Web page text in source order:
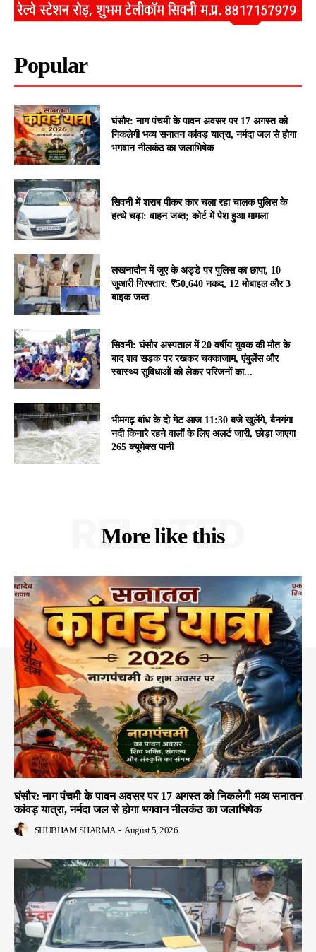
Popular
घंसौर: नाग पंचमी के पावन अवसर पर 17 अगस्त को
निकलेगी भव्य सनातन कांवड़ यात्रा, नर्मदा जल से होगा
भगवान नीलकंठ का जलाभिषेक
सिवनी में शराब पीकर कार चला रहा चालक पुलिस के
हत्थे चढ़ा: वाहन जब्त; कोर्ट में पेश हुआ मामला
लखनादौन में जुए के अड्डे पर पुलिस का छापा, 10
जुआरी गिरफ्तार; ₹50,640 नकद, 12 मोबाइल और 3
बाइक जब्त
सिवनी: घंसौर अस्पताल में 20 वर्षीय युवक की मौत के
बाद शव सड़क पर रखकर चक्काजाम, एंबुलेंस और
स्वास्थ्य सुविधाओं को लेकर परिजनों का...
भीमगढ़ बांध के दो गेट आज 11:30 बजे खुलेंगे, बैनगंगा
नदी किनारे रहने वालों के लिए अलर्ट जारी, छोड़ा जाएगा
265 क्यूमेक्स पानी
More like this
RELATED
घंसौर: नाग पंचमी के पावन अवसर पर 17 अगस्त को निकलेगी भव्य सनातन
कांवड़ यात्रा, नर्मदा जल से होगा भगवान नीलकंठ का जलाभिषेक
SHUBHAM SHARMA - August 5, 2026